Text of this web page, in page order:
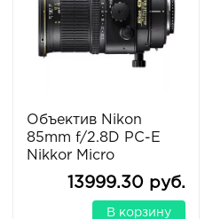
Объектив Nikon
85mm f/2.8D PC-E
Nikkor Micro
13999.30 руб.
В корзину